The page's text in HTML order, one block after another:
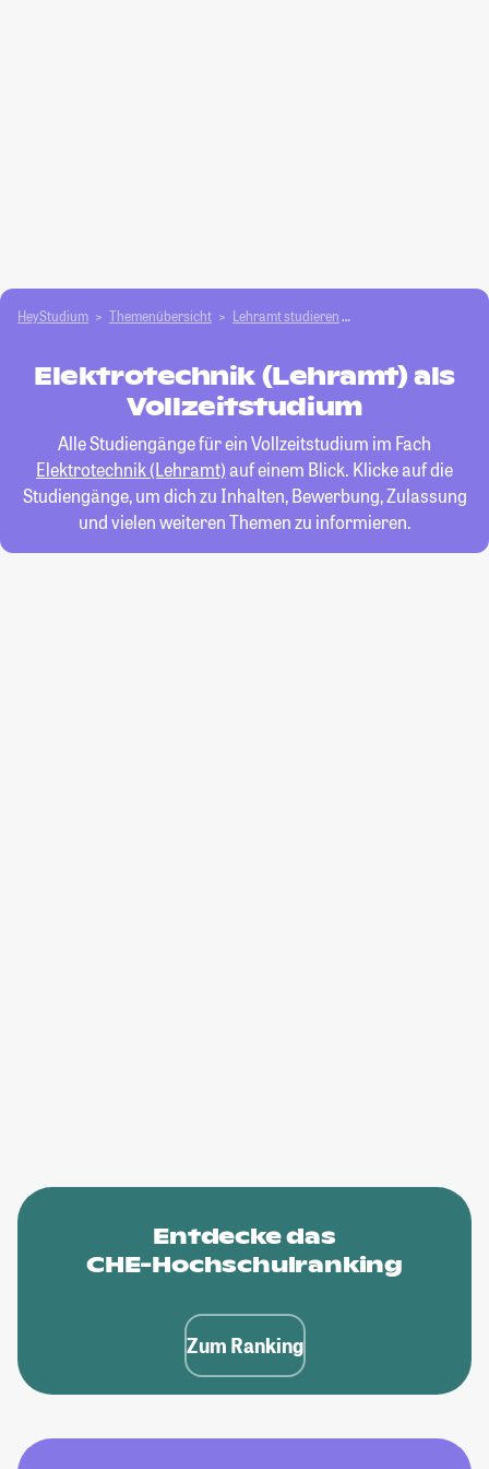
HeyStudium Themenübersicht Lehramt studieren
Elektrotechnik (Lehramt) als
Vollzeitstudium
Alle Studiengänge für ein Vollzeitstudium im Fach
Elektrotechnik (Lehramt)auf einem Blick. Klicke auf die
Studiengänge, um dich zu Inhalten, Bewerbung, Zulassung
und vielen weiteren Themen zu informieren.
Entdecke das
CHE-Hochschulranking
Zum Ranking